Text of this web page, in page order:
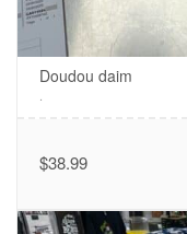
Doudou daim
$38.99